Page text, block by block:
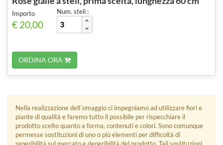
Importo
€ 20,00
Num. steli :
ORDINA ORA
Nella realizzazione dell´omaggio ci impegniamo ad utilizzare fiori e
piante di qualità e faremo tutto il possibile per rispecchiare il
prodotto scelto quanto a forma, contenuti e colori. Sono comunque
permesse sostituzioni di uno o più elementi per difficoltà di
reperibilità sul mercato e deperibilità del prodotto. Tali sostituzioni